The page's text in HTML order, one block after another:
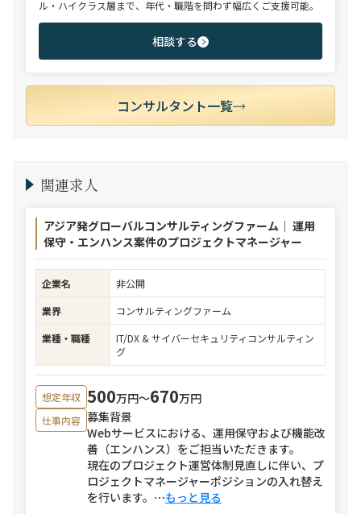
ル・ハイクラス層まで、年代・職階を問わず幅広くご支援可能。
相談する
コンサルタント一覧
関連求人
アジア発グローバルコンサルティングファーム｜ 運用
保守・エンハンス案件のプロジェクトマネージャー
企業名
非公開
業界
コンサルティングファーム
業種・職種
IT/DX & サイバーセキュリティコンサルティン
グ
想定年収 500万円〜670万円
仕事内容 募集背景
Webサービスにおける、運用保守および機能改
善（エンハンス）をご担当いただきます。
現在のプロジェクト運営体制見直しに伴い、プ
ロジェクトマネージャーポジションの入れ替え
を行います。 ⋯もっと見る